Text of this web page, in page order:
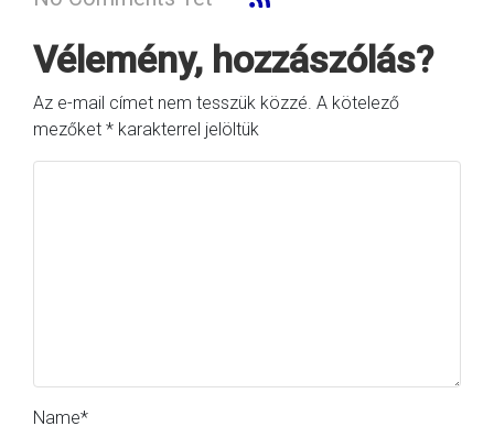
Vélemény, hozzászólás?
Az e-mail címet nem tesszük közzé. A kötelező
mezőket * karakterrel jelöltük
Name*